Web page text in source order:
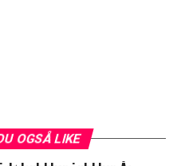
OGSÅ LIKE